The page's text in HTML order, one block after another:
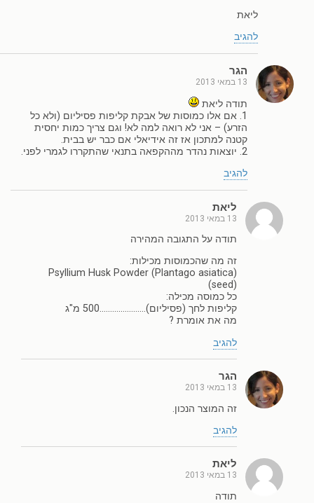
ליאת
להגיב
הגר
13 במאי 2013
תודה ליאת
1. אם אלו כמוסות של אבקת קליפות פסיליום (ולא כל
הזרע) – אני לא רואה למה לא! וגם צריך כמות יחסית
קטנה למתכון אז זה אידיאלי אם כבר יש בבית.
2. יוצאות נהדר מההקפאה בתנאי שהתקררו לגמרי לפני.
להגיב
ליאת
13 במאי 2013
תודה על התגובה המהירה
זה מה שהכמוסות מכילות:
Psyllium Husk Powder (Plantago asiatica)
(seed)
כל כמוסה מכילה:
קליפות לחך (פסיליום)………………….500 מ"ג
מה את אומרת ?
להגיב
הגר
13 במאי 2013
זה המוצר הנכון.
להגיב
ליאת
13 במאי 2013
תודה